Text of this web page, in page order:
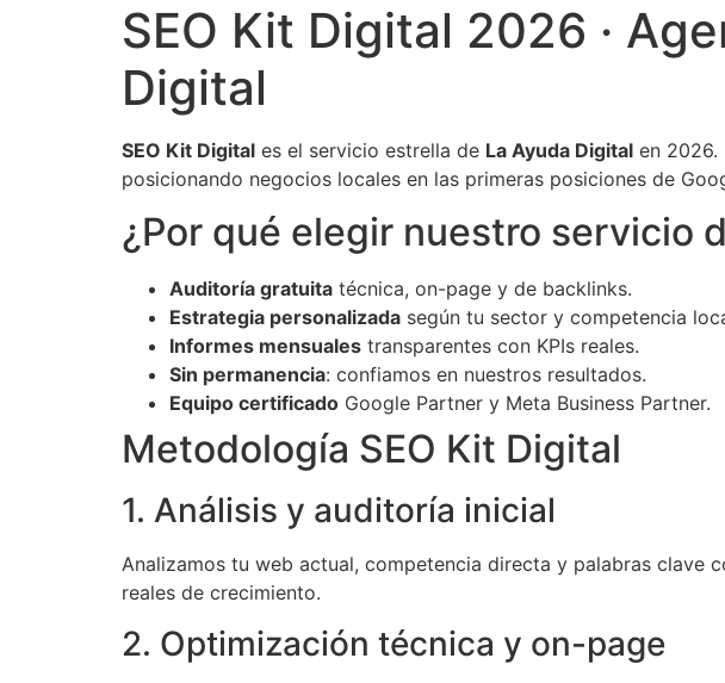
SEO Kit Digital 2026 ·
Digital
SEO Kit Digital es el servicio estrella de La Ayuda Digital en 2026.
posicionando negocios locales en las primeras posiciones de
¿Por qué elegir nuestro servicio
Auditoría gratuita técnica, on-page y de backlinks.
Estrategia personalizada según tu sector y competencia
Informes mensuales transparentes con KPIs reales.
Sin permanencia: confiamos en nuestros resultados.
Equipo certificado Google Partner y Meta Business Partner.
Metodología SEO Kit Digital
1. Análisis y auditoría inicial
Analizamos tu web actual, competencia directa y palabras clave
reales de crecimiento.
2. Optimización técnica y on-page